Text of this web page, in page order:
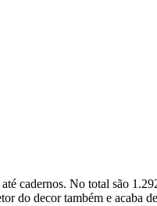
cadernos. No total são
do decor também e acaba